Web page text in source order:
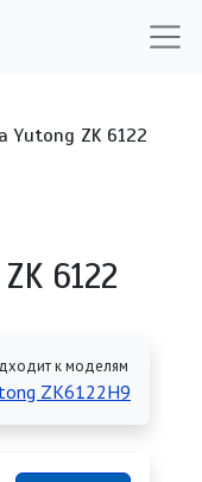
Yutong ZK 6122
6122
к моделям
ZK6122H9